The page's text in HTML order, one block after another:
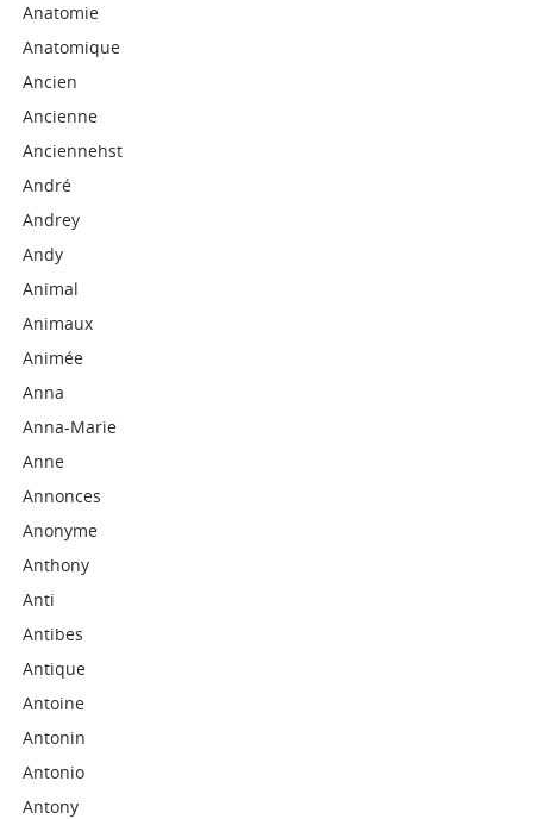
Anatomie
Anatomique
Ancien
Ancienne
Anciennehst
André
Andrey
Andy
Animal
Animaux
Animée
Anna
Anna-Marie
Anne
Annonces
Anonyme
Anthony
Anti
Antibes
Antique
Antoine
Antonin
Antonio
Antony